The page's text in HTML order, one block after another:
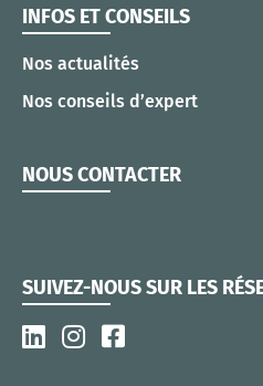
INFOS ET CONSEILS
Nos actualités
Nos conseils d’expert
NOUS CONTACTER
SUIVEZ-NOUS SUR LES